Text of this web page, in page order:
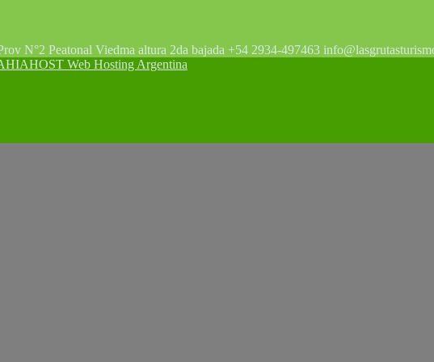
N°2 Peatonal Viedma altura 2da bajada +54 2934-497463
Web Hosting Argentina